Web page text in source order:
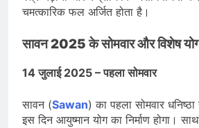
चमत्कारिक फल अर्जित होता है।
सावन 2025 के सोमवार और विशेष
14 जुलाई 2025 – पहला सोमवार
सावन (Sawan) का पहला सोमवार
इस दिन आयुष्मान योग का निर्माण होगा।